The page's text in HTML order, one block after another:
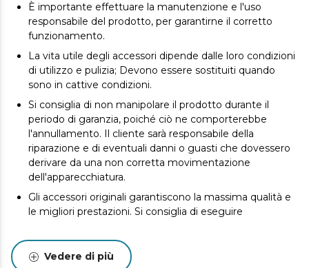
È importante effettuare la manutenzione e l'uso
responsabile del prodotto, per garantirne il corretto
funzionamento.
La vita utile degli accessori dipende dalle loro condizioni
di utilizzo e pulizia; Devono essere sostituiti quando
sono in cattive condizioni.
Si consiglia di non manipolare il prodotto durante il
periodo di garanzia, poiché ciò ne comporterebbe
l'annullamento. Il cliente sarà responsabile della
riparazione e di eventuali danni o guasti che dovessero
derivare da una non corretta movimentazione
dell'apparecchiatura.
Gli accessori originali garantiscono la massima qualità e
le migliori prestazioni. Si consiglia di eseguire
Vedere di più